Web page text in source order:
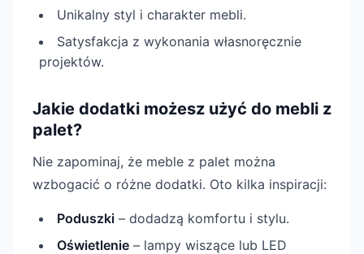
Unikalny styl i charakter mebli.
Satysfakcja z wykonania własnoręcznie
projektów.
Jakie dodatki możesz użyć do mebli z
palet?
Nie zapominaj, że meble z palet można
wzbogacić o różne dodatki. Oto kilka inspiracji:
Poduszki – dodadzą komfortu i stylu.
Oświetlenie – lampy wiszące lub LED